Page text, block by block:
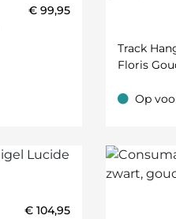
€ 99,95
Track
Floris
OpOp
€ 104,95